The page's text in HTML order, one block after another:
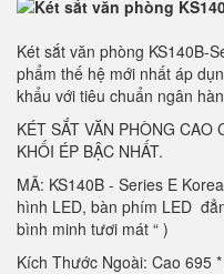
Két sắt văn phòng KS140B-
phẩm thế hệ mới nhất áp
khẩu với tiêu chuẩn ngân
KÉT SẮT VĂN PHÒNG CAO
KHỐI ÉP BẬC NHẤT.
MÃ: KS140B - Series E
hình LED, bàn phím LED
bình minh tươi mát “ )
Kích Thước Ngoài: Cao 695